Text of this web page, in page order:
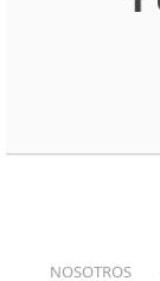
NOSOTROS